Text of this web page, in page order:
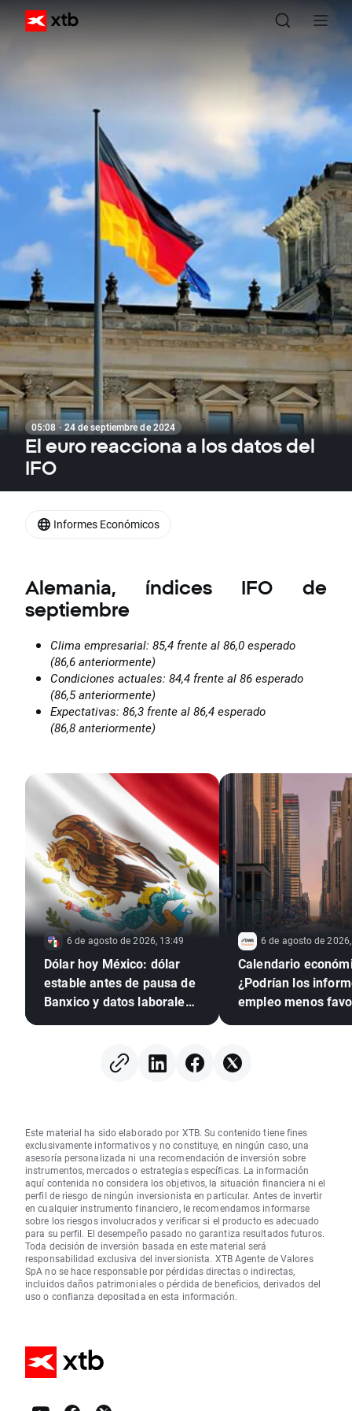
05:08 · 24 de septiembre de 2024
El euro reacciona a los datos del
IFO
Alemania, índices IFO de
septiembre
Clima empresarial: 85,4 frente al 86,0 esperado
(86,6 anteriormente)
Condiciones actuales: 84,4 frente al 86 esperado
(86,5 anteriormente)
Expectativas: 86,3 frente al 86,4 esperado
(86,8 anteriormente)
6 de agosto de 2026, 13:49
Dólar hoy México: dólar
estable antes de pausa de
Banxico y datos laborales
6 de agosto de
Calendario
¿Podrían los
empleo menos
tipos?
Este material ha sido elaborado por XTB. Su contenido tiene fines
exclusivamente informativos y no constituye, en ningún caso, una
asesoría personalizada ni una recomendación de inversión sobre
instrumentos, mercados o estrategias específicas. La información
aquí contenida no considera los objetivos, la situación financiera ni el
perfil de riesgo de ningún inversionista en particular. Antes de invertir
en cualquier instrumento financiero, le recomendamos informarse
sobre los riesgos involucrados y verificar si el producto es adecuado
para su perfil. El desempeño pasado no garantiza resultados futuros.
Toda decisión de inversión basada en este material será
responsabilidad exclusiva del inversionista. XTB Agente de Valores
SpA no se hace responsable por pérdidas directas o indirectas,
incluidos daños patrimoniales o pérdida de beneficios, derivados del
uso o confianza depositada en esta información.
Informes Económicos